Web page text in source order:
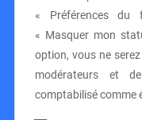
« Préférences du
« Masquer mon
option, vous ne
modérateurs et
comptabilisé comme